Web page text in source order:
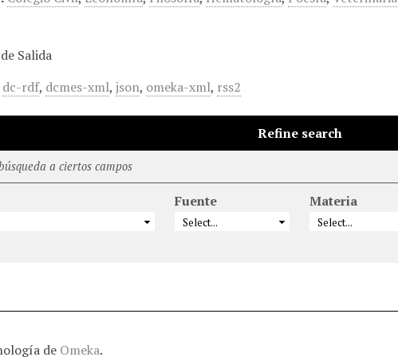
Salida
dc-rdf, dcmes-xml,json, omeka-xml, rss2
Refine search
a ciertos campos
Fuente Materia
de Omeka.